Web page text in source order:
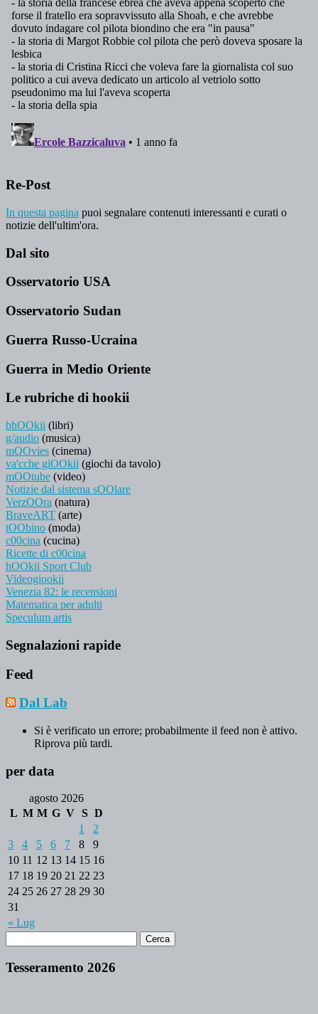
Re-Post
In questa pagina puoi segnalare contenuti interessanti e curati o
notizie dell'ultim'ora.
Dal sito
Osservatorio USA
Osservatorio Sudan
Guerra Russo-Ucraina
Guerra in Medio Oriente
Le rubriche di hookii
bhOOkii (libri)
g/audio (musica)
mOOvies (cinema)
va'cche giOOkii (giochi da tavolo)
mOOtube (video)
Notizie dal sistema sOOlare
VerzOOra (natura)
BraveART (arte)
tOObino (moda)
c00cina (cucina)
Ricette di c00cina
hOOkii Sport Club
Videogiookii
Venezia 82: le recensioni
Matematica per adulti
Speculum artis
Segnalazioni rapide
Feed
Dal Lab
Si è verificato un errore; probabilmente il feed non è attivo.
Riprova più tardi.
per data
agosto 2026
L M M G V S D
« Lug
1
2
3
4 5 6 7 8
9
10 11 12 13 14 15 16
17 18 19 20 21 22 23
24 25 26 27 28 29 30
31
Tesseramento 2026